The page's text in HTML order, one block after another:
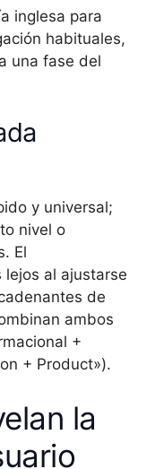
inglesa para
habituales,
una fase del
y universal;
nivel o
El
lejos al ajustarse
de
ambos
+
+ Product»).
la